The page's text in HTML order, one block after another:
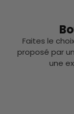
Faites le
proposé par
une